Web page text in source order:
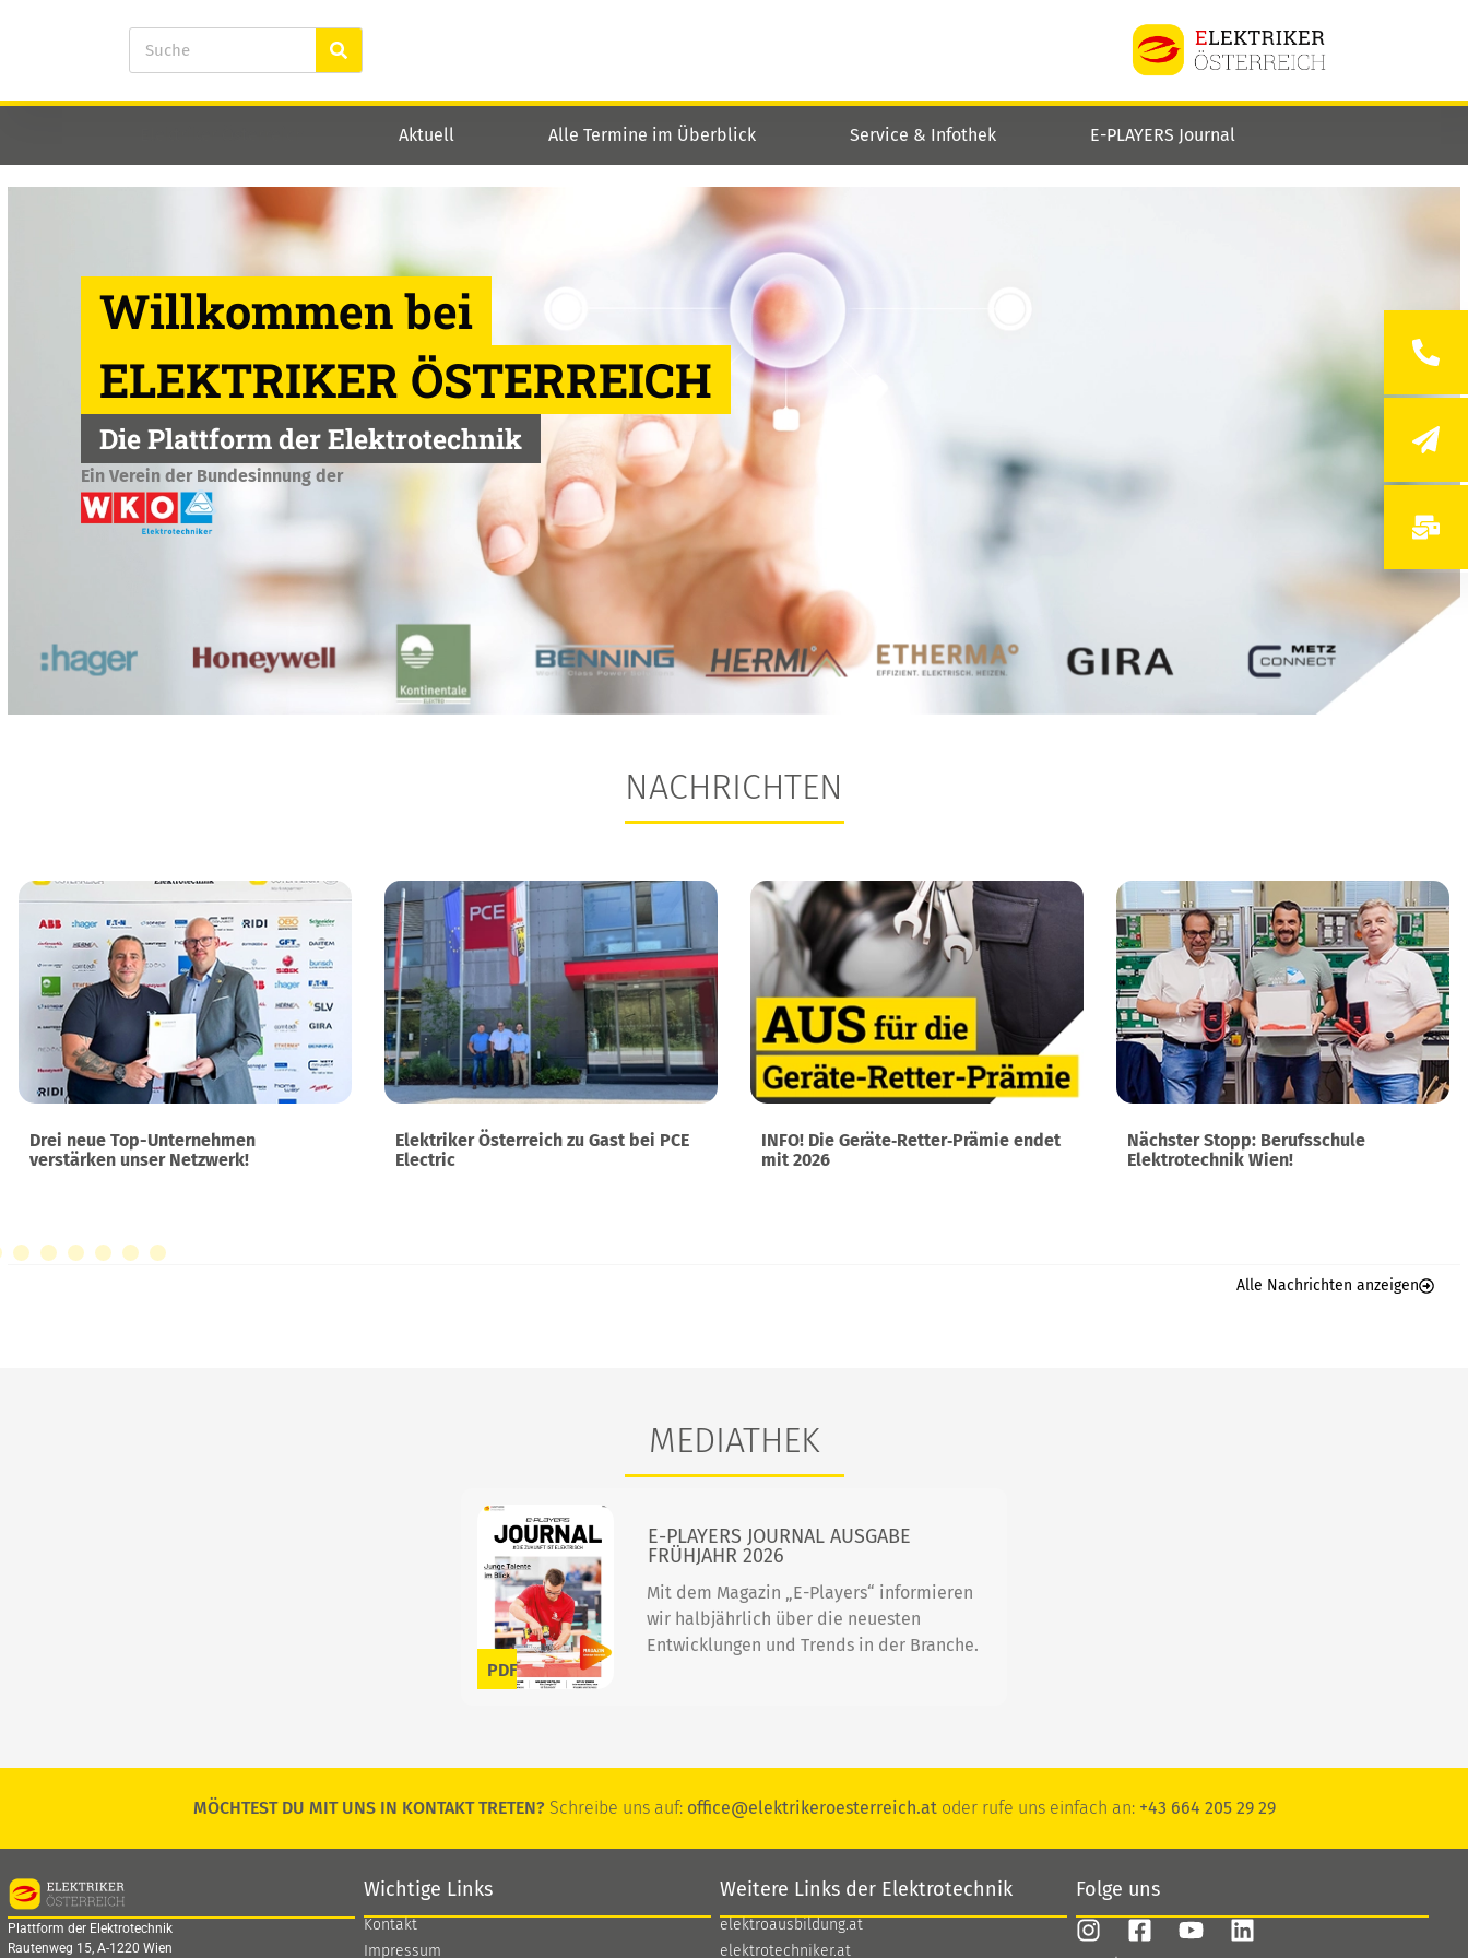
Aktuell Alle Termine im Überblick Service & Infothek E-PLAYERS Journal
Willkommen bei
ELEKTRIKER ÖSTERREICH
Die Plattform der Elektrotechnik
Ein Verein der Bundesinnung der
NACHRICHTEN
Drei neue Top-Unternehmen
verstärken unser Netzwerk!
Elektriker Österreich zu Gast bei PCE
Electric
INFO! Die Geräte‑Retter‑Prämie endet
mit 2026
Nächster Stopp: Berufsschule
Elektrotechnik Wien!
Alle Nachrichten anzeigen
MEDIATHEK
PDF
E-PLAYERS JOURNAL AUSGABE
FRÜHJAHR 2026
Mit dem Magazin „E-Players“ informieren
wir halbjährlich über die neuesten
Entwicklungen und Trends in der Branche.
MÖCHTEST DU MIT UNS IN KONTAKT TRETEN?Schreibe uns auf: office@elektrikeroesterreich.atoder rufe uns einfach an: +43 664 205 29 29
Plattform der Elektrotechnik
Rautenweg 15, A-1220 Wien
Wichtige Links
Kontakt
Impressum
Weitere Links der Elektrotechnik
elektroausbildung.at
elektrotechniker.at
Folge uns